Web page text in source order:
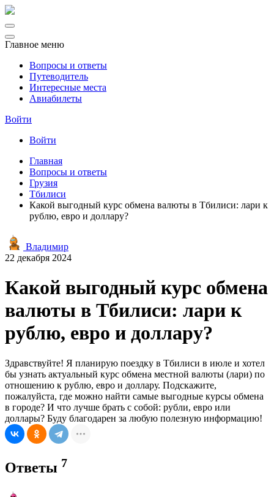
Главное меню
Вопросы и ответы
Путеводитель
Интересные места
Авиабилеты
Войти
Войти
Главная
Вопросы и ответы
Грузия
Тбилиси
Какой выгодный курс обмена валюты в Тбилиси: лари к
рублю, евро и доллару?
Владимир
22 декабря 2024
Какой выгодный курс обмена
валюты в Тбилиси: лари к
рублю, евро и доллару?
Здравствуйте! Я планирую поездку в Тбилиси в июле и хотел
бы узнать актуальный курс обмена местной валюты (лари) по
отношению к рублю, евро и доллару. Подскажите,
пожалуйста, где можно найти самые выгодные курсы обмена
в городе? И что лучше брать с собой: рубли, евро или
доллары? Буду благодарен за любую полезную информацию!
Ответы 7